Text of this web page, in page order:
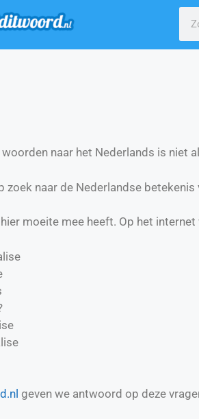
naar het Nederlands is niet
zoek naar de Nederlandse betekenis
moeite mee heeft. Op het
geven we antwoord op deze